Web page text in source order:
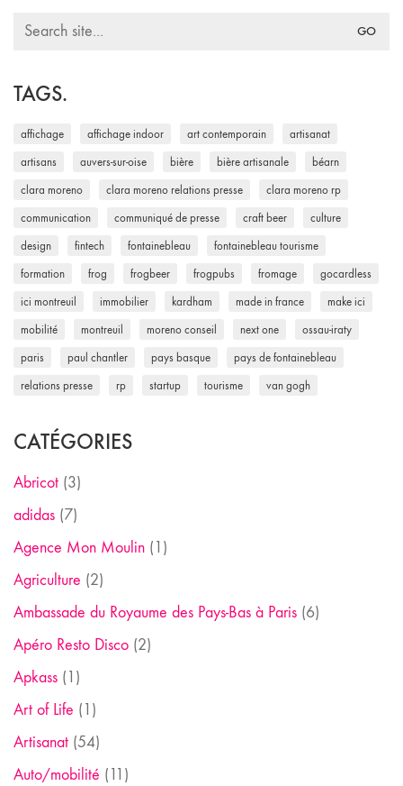
Search
TAGS.
affichage affichage indoor art contemporain artisanat
artisans auvers-sur-oise bière bière artisanale béarn
clara moreno clara moreno relations presse clara moreno rp
communication communiqué de presse craft beer culture
design fintech fontainebleau fontainebleau tourisme
formation frog frogbeer frogpubs fromage gocardless
ici montreuil immobilier kardham made in france make ici
mobilité montreuil moreno conseil next one ossau-iraty
paris paul chantler pays basque pays de fontainebleau
relations presse rp startup tourisme van gogh
CATÉGORIES
Abricot (3)
adidas (7)
Agence Mon Moulin (1)
Agriculture (2)
Ambassade du Royaume des Pays-Bas à Paris (6)
Apéro Resto Disco (2)
Apkass (1)
Art of Life (1)
Artisanat (54)
Auto/mobilité (11)